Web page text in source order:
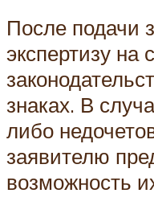
После подачи
экспертизу на
знаках. В
либо
заявителю
возможность